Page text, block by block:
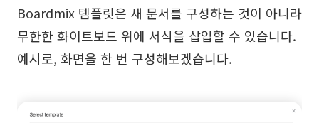
Boardmix 템플릿은 새 문서를 구성하는 것이 아니라
무한한 화이트보드 위에 서식을 삽입할 수 있습니다.
예시로, 화면을 한 번 구성해보겠습니다.